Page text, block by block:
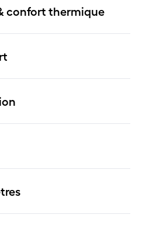
confort thermique